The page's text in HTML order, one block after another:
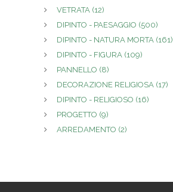
VETRATA (12)
DIPINTO - PAESAGGIO (500)
DIPINTO - NATURA MORTA (161)
DIPINTO - FIGURA (109)
PANNELLO (8)
DECORAZIONE RELIGIOSA (17)
DIPINTO - RELIGIOSO (16)
PROGETTO (9)
ARREDAMENTO (2)